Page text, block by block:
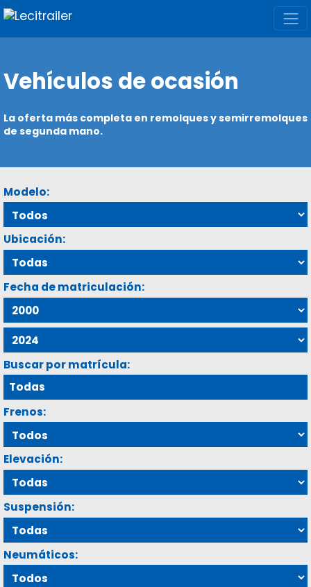
Vehículos de ocasión
La oferta más completa en remolques y semirremolques
de segunda mano.
Modelo:
Ubicación:
Fecha de matriculación:
Buscar por matrícula:
Frenos:
Elevación:
Suspensión:
Neumáticos: